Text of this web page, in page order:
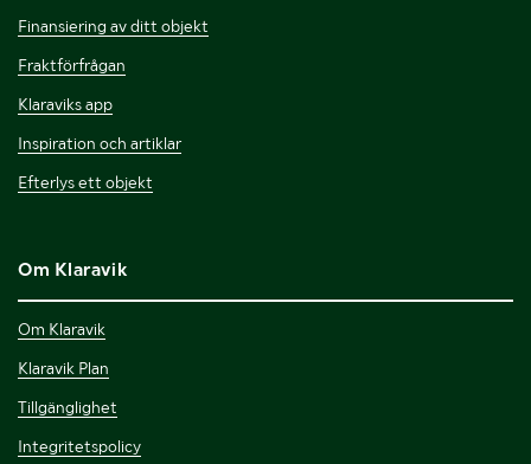
Finansiering av ditt objekt
Fraktförfrågan
Klaraviks app
Inspiration och artiklar
Efterlys ett objekt
Om Klaravik
Om Klaravik
Klaravik Plan
Tillgänglighet
Integritetspolicy